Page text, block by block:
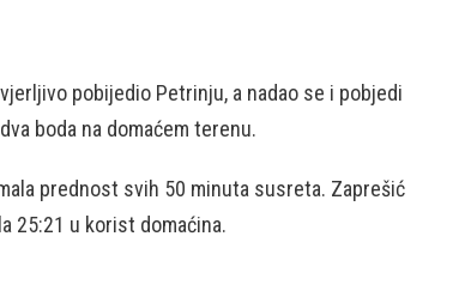
pobijedio Petrinju, a nadao se i pobjedi
boda na domaćem terenu.
prednost svih 50 minuta susreta. Zaprešić
25:21 u korist domaćina.